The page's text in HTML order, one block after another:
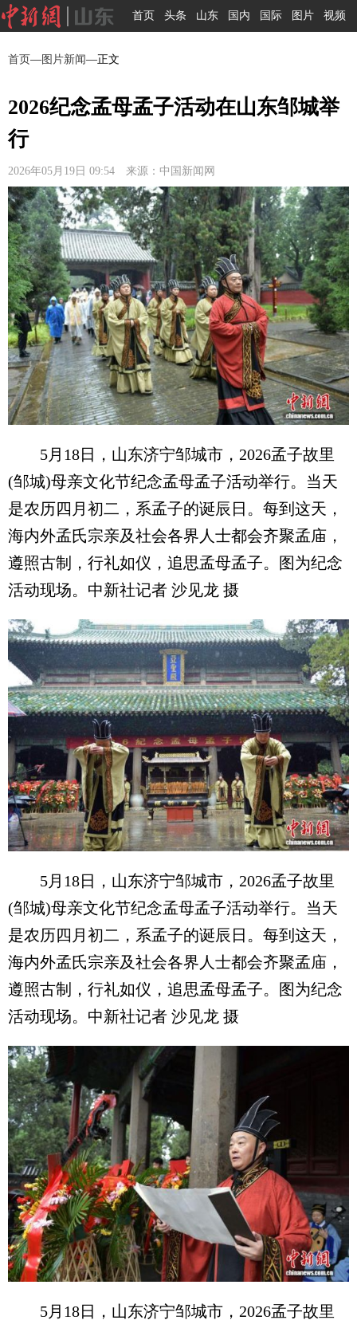
首页 头条 山东 国内 国际 图片 视频
首页—图片新闻—正文
2026纪念孟母孟子活动在山东邹城举
行
2026年05月19日 09:54 来源：中国新闻网
5月18日，山东济宁邹城市，2026孟子故里
(邹城)母亲文化节纪念孟母孟子活动举行。当天
是农历四月初二，系孟子的诞辰日。每到这天，
海内外孟氏宗亲及社会各界人士都会齐聚孟庙，
遵照古制，行礼如仪，追思孟母孟子。图为纪念
活动现场。中新社记者 沙见龙 摄
5月18日，山东济宁邹城市，2026孟子故里
(邹城)母亲文化节纪念孟母孟子活动举行。当天
是农历四月初二，系孟子的诞辰日。每到这天，
海内外孟氏宗亲及社会各界人士都会齐聚孟庙，
遵照古制，行礼如仪，追思孟母孟子。图为纪念
活动现场。中新社记者 沙见龙 摄
5月18日，山东济宁邹城市，2026孟子故里